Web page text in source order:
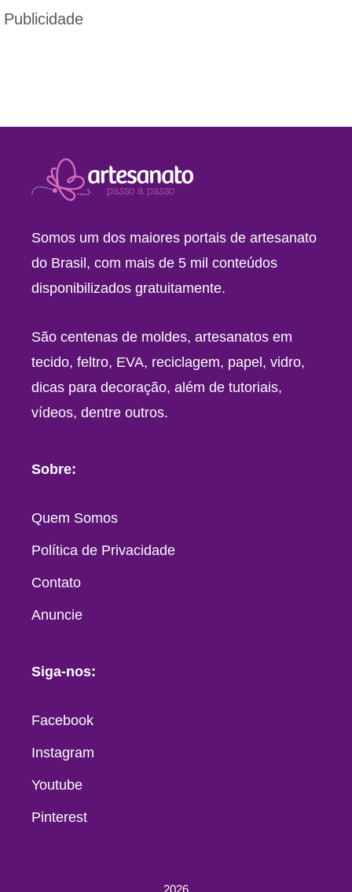
Publicidade
Somos um dos maiores portais de artesanato
do Brasil, com mais de 5 mil conteúdos
disponibilizados gratuitamente.
São centenas de moldes, artesanatos em
tecido, feltro, EVA, reciclagem, papel, vidro,
dicas para decoração, além de tutoriais,
vídeos, dentre outros.
Sobre:
Quem Somos
Política de Privacidade
Contato
Anuncie
Siga-nos:
Facebook
Instagram
Youtube
Pinterest
2026